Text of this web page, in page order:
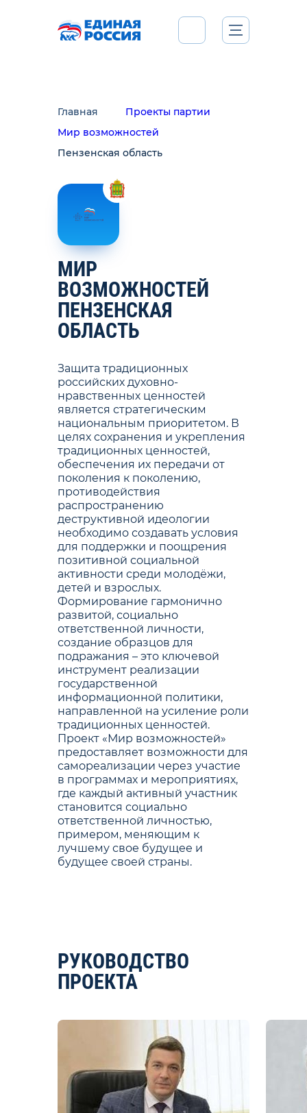
Главная
Проекты партии
Мир возможностей
Пензенская область
МИР
ВОЗМОЖНОСТЕЙ
ПЕНЗЕНСКАЯ
ОБЛАСТЬ
Защита традиционных
российских духовно-
нравственных ценностей
является стратегическим
национальным приоритетом. В
целях сохранения и укрепления
традиционных ценностей,
обеспечения их передачи от
поколения к поколению,
противодействия
распространению
деструктивной идеологии
необходимо создавать условия
для поддержки и поощрения
позитивной социальной
активности среди молодёжи,
детей и взрослых.
Формирование гармонично
развитой, социально
ответственной личности,
создание образцов для
подражания – это ключевой
инструмент реализации
государственной
информационной политики,
направленной на усиление роли
традиционных ценностей.
Проект «Мир возможностей»
предоставляет возможности для
самореализации через участие
в программах и мероприятиях,
где каждый активный участник
становится социально
ответственной личностью,
примером, меняющим к
лучшему свое будущее и
будущее своей страны.
РУКОВОДСТВО
ПРОЕКТА